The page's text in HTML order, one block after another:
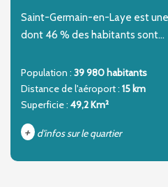
Saint-Germain-en-Laye est
dont 46 % des habitants sont...
Population : 39 980 habitants
Distance de l'aéroport : 15 km
Superficie : 49,2 Km²
+ d'infos sur le quartier